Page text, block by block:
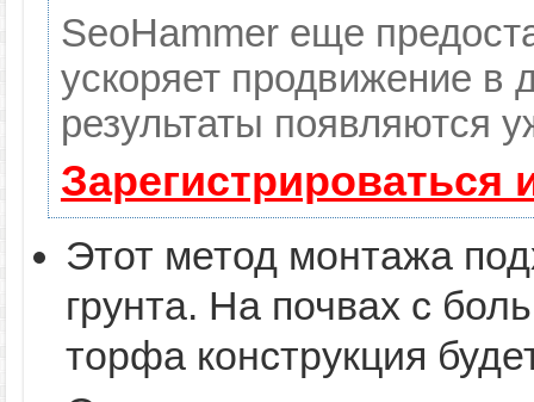
SeoHammer еще
ускоряет продвижение в
результаты появляются
Этот метод монтажа
грунта. На почвах с
торфа конструкция